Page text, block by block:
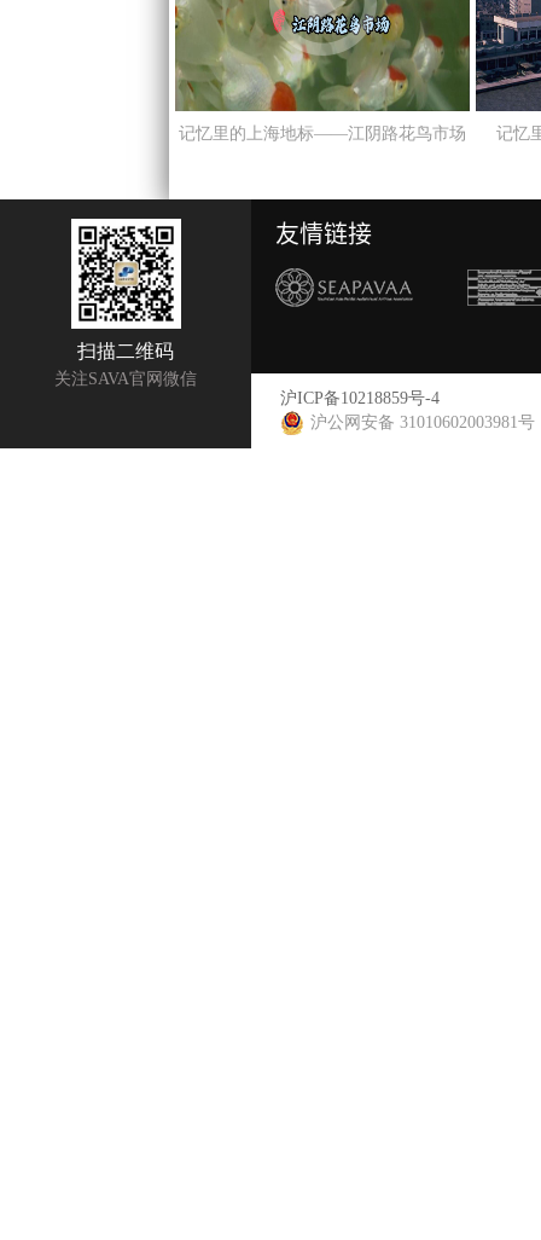
记忆里的上海地标——江阴路花鸟市场 记忆
扫描二维码
关注SAVA官网微信
友情链接
沪ICP备10218859号-4
沪公网安备 31010602003981号